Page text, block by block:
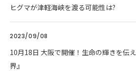
ヒグマが津軽海峡を渡る可能性は?
2023/09/08
10月18日 大阪で開催！生命の輝きを伝
界』